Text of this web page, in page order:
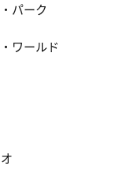
パーク
ワールド